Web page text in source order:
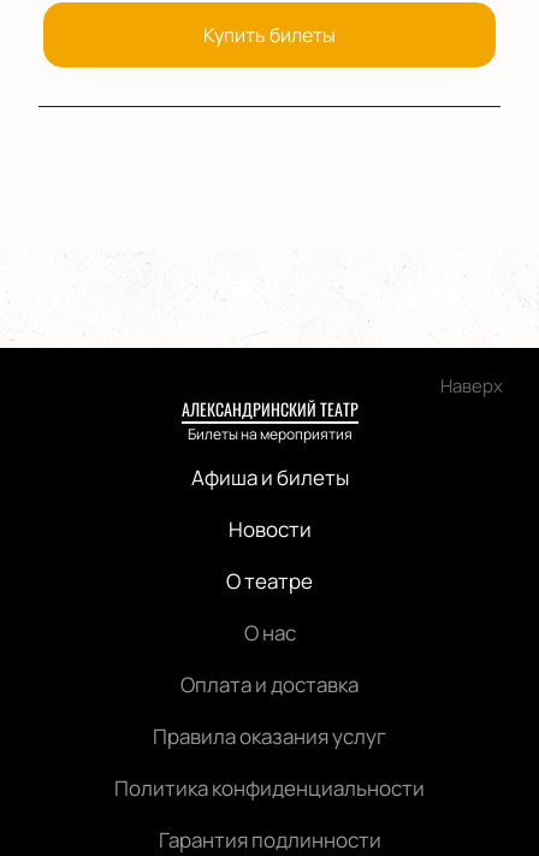
Купить билеты
Наверх
АЛЕКСАНДРИНСКИЙ ТЕАТР
Билеты на мероприятия
Афиша и билеты
Новости
О театре
О нас
Оплата и доставка
Правила оказания услуг
Политика конфиденциальности
Гарантия подлинности